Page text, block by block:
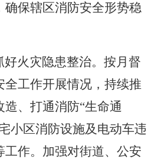
确保辖区消防安全形势稳
好火灾隐患整治。 按月督
全工作开展情况， 持续推
造、打通消防“生命通
小区消防设施及电动车违
工作。 加强对街道、公安